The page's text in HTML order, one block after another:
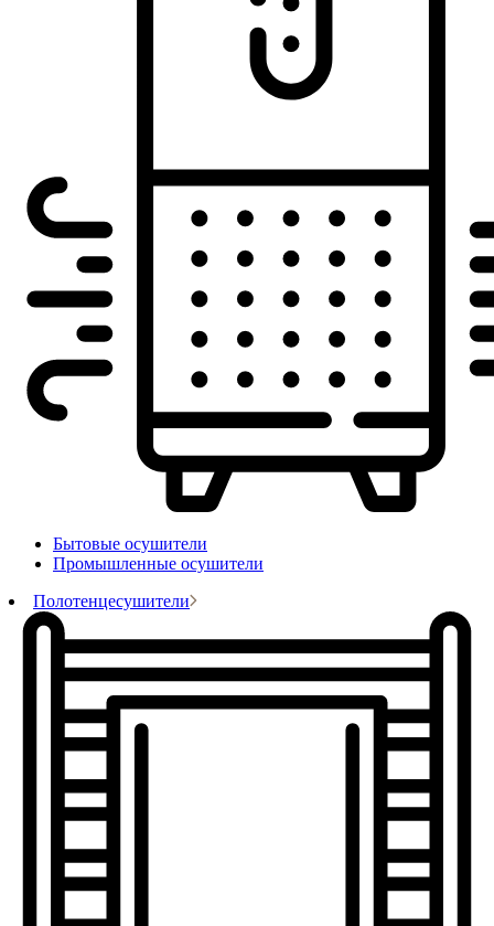
Бытовые осушители
Промышленные осушители
Полотенцесушители